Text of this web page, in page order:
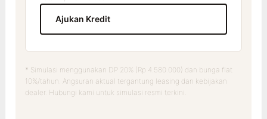
Ajukan Kredit
* Simulasi menggunakan DP 20% (Rp 4.580.000) dan bunga flat
10%/tahun. Angsuran aktual tergantung leasing dan kebijakan
dealer. Hubungi kami untuk simulasi resmi terkini.